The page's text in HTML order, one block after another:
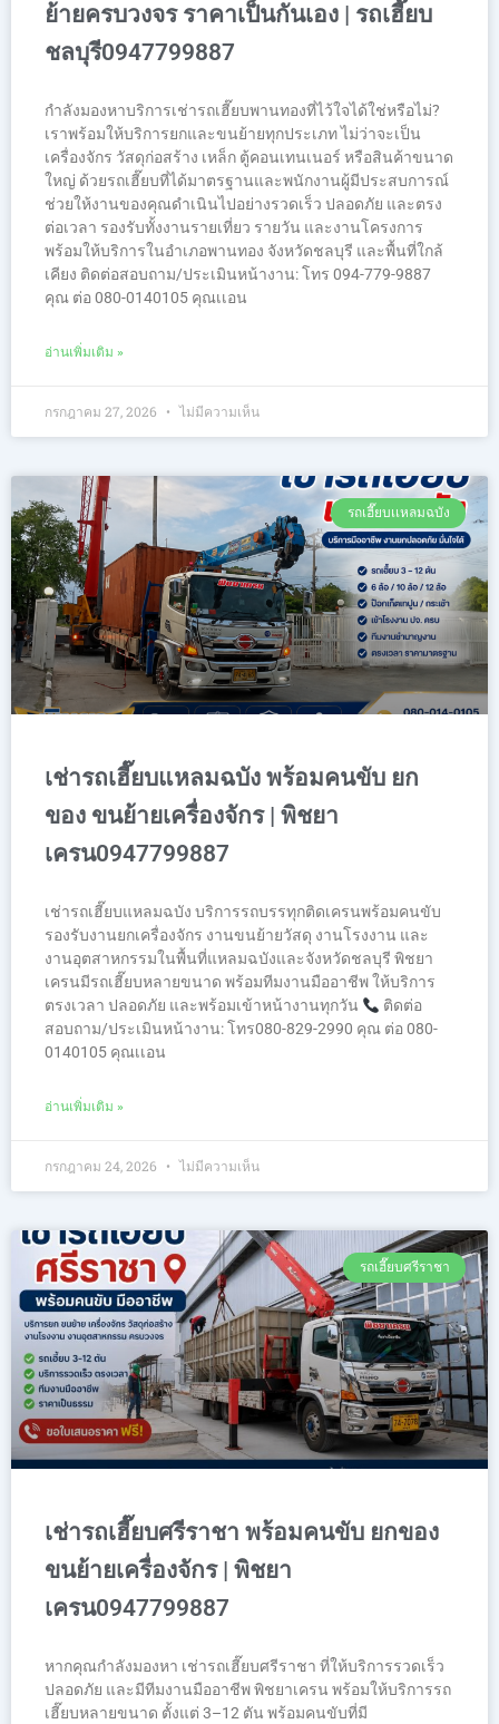
ย้ายครบวงจร ราคาเป็นกันเอง | รถเฮี๊ยบ
ชลบุรี0947799887
กำลังมองหาบริการเช่ารถเฮี๊ยบพานทองที่ไว้ใจได้ใช่หรือไม่?
เราพร้อมให้บริการยกและขนย้ายทุกประเภท ไม่ว่าจะเป็น
เครื่องจักร วัสดุก่อสร้าง เหล็ก ตู้คอนเทนเนอร์ หรือสินค้าขนาด
ใหญ่ ด้วยรถเฮี๊ยบที่ได้มาตรฐานและพนักงานผู้มีประสบการณ์
ช่วยให้งานของคุณดำเนินไปอย่างรวดเร็ว ปลอดภัย และตรง
ต่อเวลา รองรับทั้งงานรายเที่ยว รายวัน และงานโครงการ
พร้อมให้บริการในอำเภอพานทอง จังหวัดชลบุรี และพื้นที่ใกล้
เคียง ติดต่อสอบถาม/ประเมินหน้างาน: โทร 094-779-9887
คุณ ต่อ 080-0140105 คุณเเอน
อ่านเพิ่มเติม »
กรกฎาคม 27, 2026 ไม่มีความเห็น
รถเฮี๊ยบเเหลมฉบัง
เช่ารถเฮี๊ยบแหลมฉบัง พร้อมคนขับ ยก
ของ ขนย้ายเครื่องจักร | พิชยา
เครน0947799887
เช่ารถเฮี๊ยบแหลมฉบัง บริการรถบรรทุกติดเครนพร้อมคนขับ
รองรับงานยกเครื่องจักร งานขนย้ายวัสดุ งานโรงงาน และ
งานอุตสาหกรรมในพื้นที่แหลมฉบังและจังหวัดชลบุรี พิชยา
เครนมีรถเฮี๊ยบหลายขนาด พร้อมทีมงานมืออาชีพ ให้บริการ
ตรงเวลา ปลอดภัย และพร้อมเข้าหน้างานทุกวัน
ติดต่อ
สอบถาม/ประเมินหน้างาน: โทร080-829-2990 คุณ ต่อ 080-
0140105 คุณเเอน
อ่านเพิ่มเติม »
กรกฎาคม 24, 2026 ไม่มีความเห็น
รถเฮี๊ยบศรีราชา
เช่ารถเฮี๊ยบศรีราชา พร้อมคนขับ ยกของ
ขนย้ายเครื่องจักร | พิชยา
เครน0947799887
หากคุณกำลังมองหา เช่ารถเฮี๊ยบศรีราชา ที่ให้บริการรวดเร็ว
ปลอดภัย และมีทีมงานมืออาชีพ พิชยาเครน พร้อมให้บริการรถ
เฮี๊ยบหลายขนาด ตั้งแต่ 3–12 ตัน พร้อมคนขับที่มี